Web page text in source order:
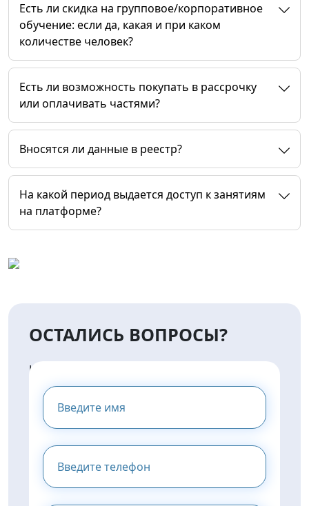
Есть ли скидка на групповое/корпоративное
обучение: если да, какая и при каком
количестве человек?
Есть ли возможность покупать в рассрочку
или оплачивать частями?
Вносятся ли данные в реестр?
На какой период выдается доступ к занятиям
на платформе?
ОСТАЛИСЬ ВОПРОСЫ?
НАПИШИТЕ НАМ И МЫ
ПРЕДОСТАВИМ ВАМ
КОНСУЛЬТАЦИЮ